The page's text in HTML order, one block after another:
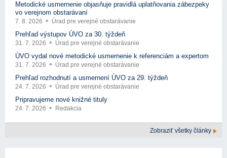
Metodické usmernenie objasňuje pravidlá uplatňovania zábezpeky
vo verejnom obstarávaní
7. 8. 2026 Úrad pre verejné obstarávanie
Prehľad výstupov ÚVO za 30. týždeň
31. 7. 2026 Úrad pre verejné obstarávanie
ÚVO vydal nové metodické usmernenie k referenciám a expertom
31. 7. 2026 Úrad pre verejné obstarávanie
Prehľad rozhodnutí a usmernení ÚVO za 29. týždeň
24. 7. 2026 Úrad pre verejné obstarávanie
Pripravujeme nové knižné tituly
24. 7. 2026 Redakcia
Zobraziť všetky články